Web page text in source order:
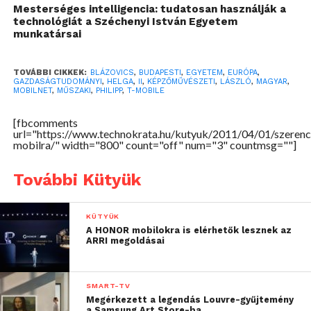
mindent meg lehet csinálni, csak idő hiányában
voltam, mert egyetem mellett dolgoztunk rajta,
illetve volt még egy másik projekt is, amiben ezzel
ötlet, mert egyszerűen megvalósítható, és mégis
jópofa, illetve sokakhoz szól. Annyi megkötéssel
használtam, ami miatt a szolgáltatás tényleges
működtetéséhez szerverlicencekre lenne szükség.
ötletét, mert nem csak fiatalokhoz szól, hanem
Két külön egyetemre jártok. Hogyan találtatok
egymásra?
Philipp Helga: A T-Mobile szervezett egy találkozót a
pályázat csapatos kategóriája iránt érdeklődők
Mesterséges intelligencia: tudatosan használják a
technológiát a Széchenyi István Egyetem
munkatársai
TOVÁBBI CIKKEK: BLÁZOVICS, BUDAPESTI , EGYETEM, EURÓPA,
GAZDASÁGTUDOMÁNYI , HELGA, , KÉPZŐMŰVÉSZETI , LÁSZLÓ, MAGYAR,
MOBILNET, MŰSZAKI , PHILIPP, T-MOBILE
[fbcomments
url="https://www.technokrata.hu/kutyuk/2011/04/01/
mobilra/" width="800" count="off" num="3" countmsg=""]
További Kütyük
KÜTYÜK
A HONOR mobilokra is elérhetők lesznek az
ARRI megoldásai
SMART-TV
Megérkezett a legendás Louvre-gyűjtemény